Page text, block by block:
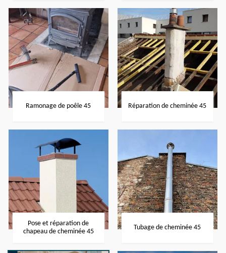
Ramonage de poêle 45 Réparation de cheminée 45
Pose et réparation de
chapeau de cheminée 45
Tubage de cheminée 45